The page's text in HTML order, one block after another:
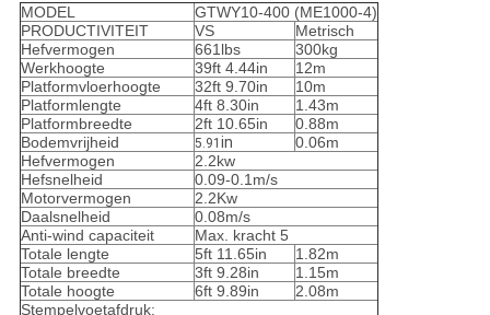
MODEL
GTWY10-400 (ME1000-4)
PRODUCTIVITEIT
VS
Metrisch
Hefvermogen
661lbs
300kg
Werkhoogte
39ft 4.44in
12m
Platformvloerhoogte
32ft 9.70in
10m
Platformlengte
4ft 8.30in
1.43m
Platformbreedte
2ft 10.65in
0.88m
Bodemvrijheid
5.91 in
0.06m
Hefvermogen
2.2kw
Hefsnelheid
0.09-0.1m/s
Motorvermogen
2.2Kw
Daalsnelheid
0.08m/s
Anti-wind capaciteit
Max. kracht 5
Totale lengte
5ft 11.65in
1.82m
Totale breedte
3ft 9.28in
1.15m
Totale hoogte
6ft 9.89in
2.08m
Stempelvoetafdruk: